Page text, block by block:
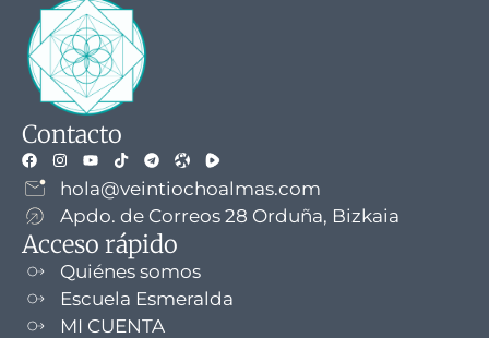
Contacto
hola@veintiochoalmas.com
Apdo. de Correos 28 Orduña, Bizkaia
Acceso rápido
Quiénes somos
Escuela Esmeralda
MI CUENTA